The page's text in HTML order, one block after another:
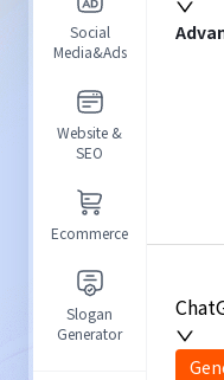
Social
Media&Ads
Website &
SEO
Ecommerce
Slogan
Generator